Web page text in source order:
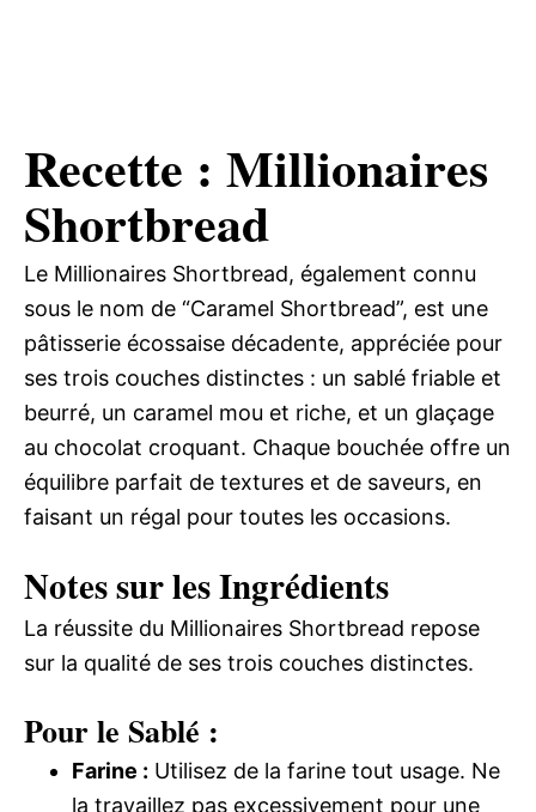
Recette : Millionaires
Shortbread
Le Millionaires Shortbread, également connu
sous le nom de “Caramel Shortbread”, est une
pâtisserie écossaise décadente, appréciée pour
ses trois couches distinctes : un sablé friable et
beurré, un caramel mou et riche, et un glaçage
au chocolat croquant. Chaque bouchée offre un
équilibre parfait de textures et de saveurs, en
faisant un régal pour toutes les occasions.
Notes sur les Ingrédients
La réussite du Millionaires Shortbread repose
sur la qualité de ses trois couches distinctes.
Pour le Sablé :
Farine : Utilisez de la farine tout usage. Ne
la travaillez pas excessivement pour une